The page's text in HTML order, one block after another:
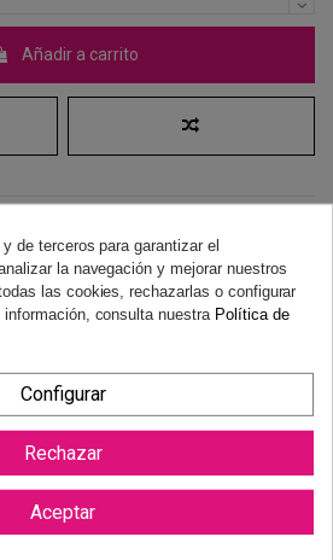
Añadir a carrito
naturales para desistir de tu compra, sin
de terceros para garantizar el
la navegación y mejorar nuestros
las cookies, rechazarlas o configurar
consulta nuestra Política de
Configurar
Rechazar
Aceptar